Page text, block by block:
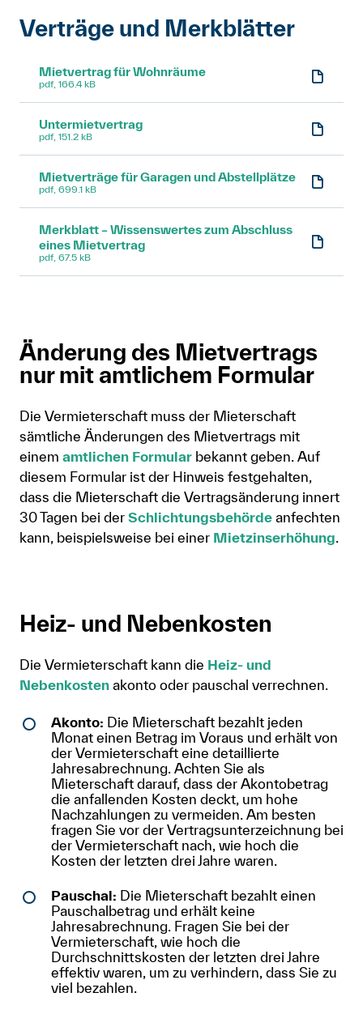
Verträge und Merkblätter
Mietvertrag für Wohnräume
pdf, 166.4 kB
Untermietvertrag
pdf, 151.2 kB
Mietverträge für Garagen und Abstellplätze
pdf, 699.1 kB
Merkblatt – Wissenswertes zum Abschluss
eines Mietvertrag
pdf, 67.5 kB
Änderung des Mietvertrags
nur mit amtlichem Formular
Die Vermieterschaft muss der Mieterschaft
sämtliche Änderungen des Mietvertrags mit
einem amtlichen Formular bekannt geben. Auf
diesem Formular ist der Hinweis festgehalten,
dass die Mieterschaft die Vertragsänderung innert
30 Tagen bei der Schlichtungsbehörde anfechten
kann, beispielsweise bei einer Mietzinserhöhung.
Heiz- und Nebenkosten
Die Vermieterschaft kann die Heiz- und
Nebenkosten akonto oder pauschal verrechnen.
Akonto: Die Mieterschaft bezahlt jeden
Monat einen Betrag im Voraus und erhält von
der Vermieterschaft eine detaillierte
Jahresabrechnung. Achten Sie als
Mieterschaft darauf, dass der Akontobetrag
die anfallenden Kosten deckt, um hohe
Nachzahlungen zu vermeiden. Am besten
fragen Sie vor der Vertragsunterzeichnung bei
der Vermieterschaft nach, wie hoch die
Kosten der letzten drei Jahre waren.
Pauschal: Die Mieterschaft bezahlt einen
Pauschalbetrag und erhält keine
Jahresabrechnung. Fragen Sie bei der
Vermieterschaft, wie hoch die
Durchschnittskosten der letzten drei Jahre
effektiv waren, um zu verhindern, dass Sie zu
viel bezahlen.